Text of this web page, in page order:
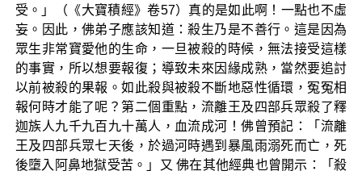
受。」（《大寶積經》卷57）真的是如此啊！一點也不虛
妄。因此，佛弟子應該知道：殺生乃是不善行。這是因為
眾生非常寶愛他的生命，一旦被殺的時候，無法接受這樣
的事實，所以想要報復；導致未來因緣成熟，當然要追討
以前被殺的果報。如此殺與被殺不斷地惡性循環，冤冤相
報何時才能了呢？第二個重點，流離王及四部兵眾殺了釋
迦族人九千九百九十萬人，血流成河！佛曾預記：「流離
王及四部兵眾七天後，於過河時遇到暴風雨溺死而亡，死
後墮入阿鼻地獄受苦。」又 佛在其他經典也曾開示：「殺